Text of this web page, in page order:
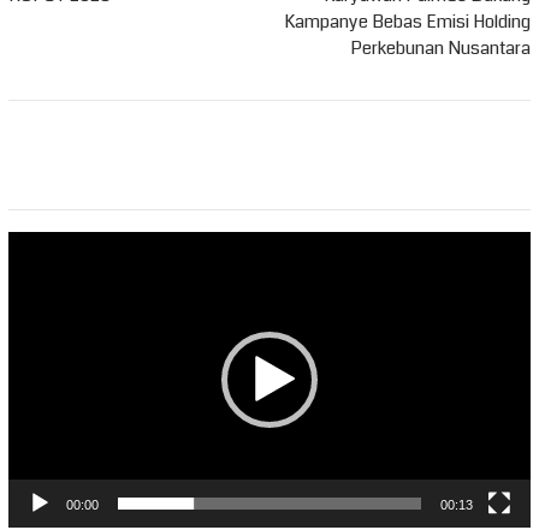
Kampanye Bebas Emisi Holding
Perkebunan Nusantara
00:00 00:13